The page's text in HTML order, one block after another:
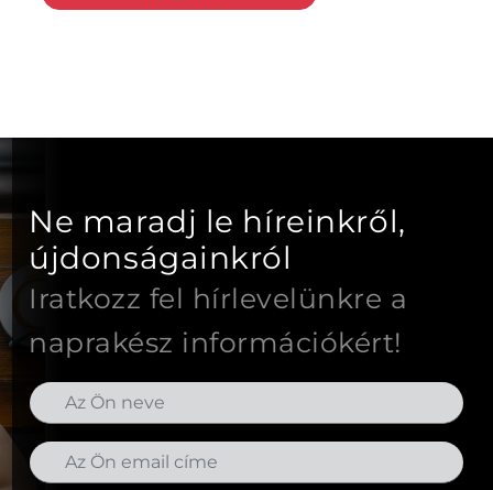
Ne maradj le híreinkről,
újdonságainkról
Iratkozz fel hírlevelünkre a
naprakész információkért!